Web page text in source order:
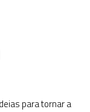
para tornar a